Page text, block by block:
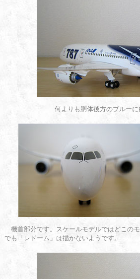
何よりも胴体後方のブルー
機首部分です。スケールモデルではどこの
でも「レドーム」は描かないようです。